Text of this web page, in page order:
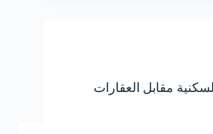
مقابل العقارات